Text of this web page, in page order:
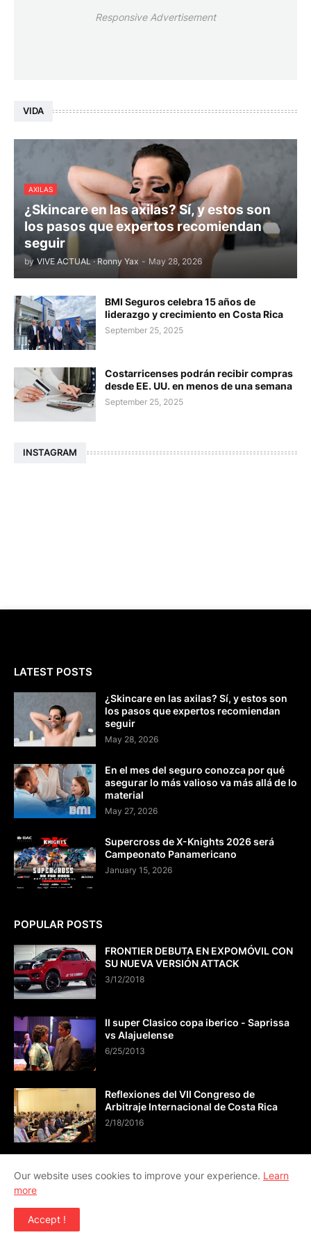
Responsive Advertisement
VIDA
AXILAS
¿Skincare en las axilas? Sí, y estos son
los pasos que expertos recomiendan
seguir
by VIVE ACTUAL · Ronny Yax - May 28, 2026
BMI Seguros celebra 15 años de
liderazgo y crecimiento en Costa Rica
September 25, 2025
Costarricenses podrán recibir compras
desde EE. UU. en menos de una semana
September 25, 2025
INSTAGRAM
LATEST POSTS
¿Skincare en las axilas? Sí, y estos son
los pasos que expertos recomiendan
seguir
May 28, 2026
En el mes del seguro conozca por qué
asegurar lo más valioso va más allá de lo
material
May 27, 2026
Supercross de X-Knights 2026 será
Campeonato Panamericano
January 15, 2026
POPULAR POSTS
FRONTIER DEBUTA EN EXPOMÓVIL CON
SU NUEVA VERSIÓN ATTACK
3/12/2018
II super Clasico copa iberico - Saprissa
vs Alajuelense
6/25/2013
Reflexiones del VII Congreso de
Arbitraje Internacional de Costa Rica
2/18/2016
Our website uses cookies to improve your experience. Learn
more
Accept !